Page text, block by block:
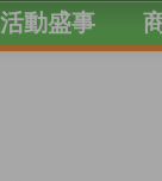
活動盛事